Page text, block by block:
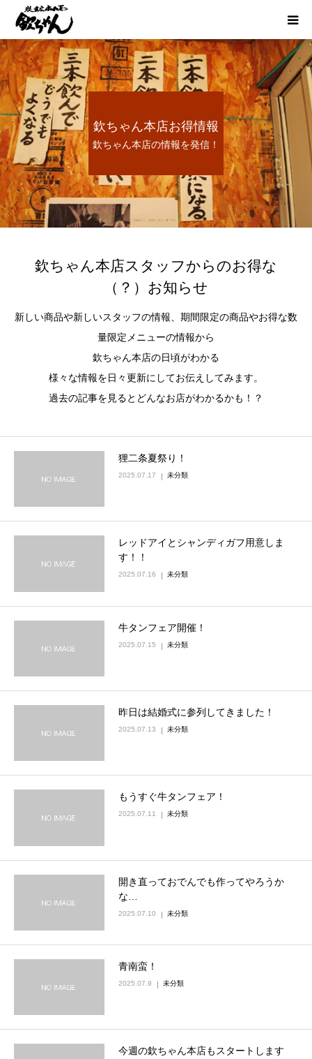
欽ちゃん本店お得情報
欽ちゃん本店の情報を発信！
欽ちゃん本店スタッフからのお得な
（？）お知らせ
新しい商品や新しいスタッフの情報、期間限定の商品やお得な数
量限定メニューの情報から
欽ちゃん本店の日頃がわかる
様々な情報を日々更新にしてお伝えしてみます。
過去の記事を見るとどんなお店がわかるかも！？
狸二条夏祭り！
2025.07.17 未分類
レッドアイとシャンディガフ用意しま
す！！
2025.07.16 未分類
牛タンフェア開催！
2025.07.15 未分類
昨日は結婚式に参列してきました！
2025.07.13 未分類
もうすぐ牛タンフェア！
2025.07.11 未分類
開き直っておでんでも作ってやろうか
な…
2025.07.10 未分類
青南蛮！
2025.07.9 未分類
今週の欽ちゃん本店もスタートします
HOME
お得情報
お品書き
宴会
懐かしい炭鉱ホルモン
想い出のあとに
加藤商店TOP